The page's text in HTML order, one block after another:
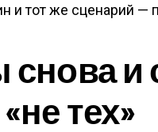
и тот же сценарий —
и
тех»